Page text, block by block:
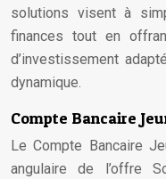
solutions visent à
finances tout en
d’investissement
dynamique.
Compte Bancaire
Le Compte Bancaire
angulaire de l’offre